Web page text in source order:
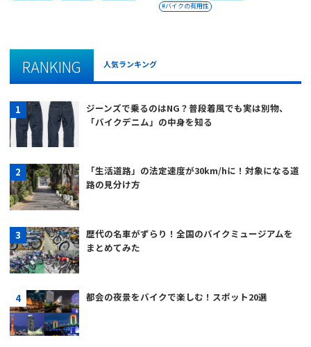
バイクの有用性
RANKING 人気ランキング
ジーンズで乗るのはNG？普段着風でも実は別物、
「バイクデニム」の中身を知る
「生活道路」の法定速度が30km/hに！対象になる道
路の見分け方
歴代の名車がずらり！全国のバイクミュージアムを
まとめてみた
都会の夜景をバイクで楽しむ！スポット20選